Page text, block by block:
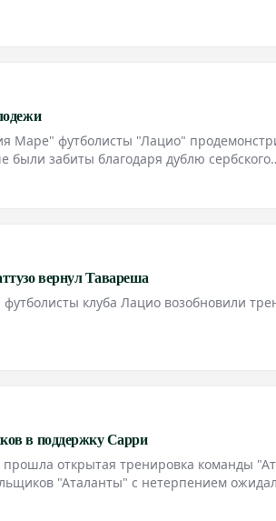
Маре" футболисты "Лацио"
забиты благодаря дублю сербского
Дзакканьи. Главный тренер "Лацио",
вернул Тавареша
клуба Лацио возобновили
в поддержку Сарри
открытая тренировка команды
"Аталанты" с нетерпением
за трибуну Curva Nord.